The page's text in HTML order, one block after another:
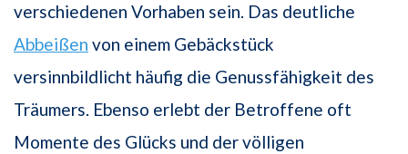
verschiedenen Vorhaben sein. Das deutliche
Abbeißen von einem Gebäckstück
versinnbildlicht häufig die Genussfähigkeit des
Träumers. Ebenso erlebt der Betroffene oft
Momente des Glücks und der völligen